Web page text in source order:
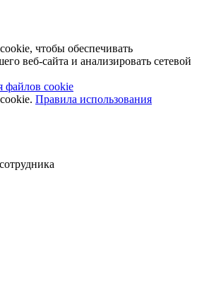
чтобы обеспечивать
веб-сайта и анализировать сетевой
файлов cookie
Правила использования